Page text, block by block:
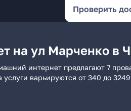
Проверить
на ул Марченко в
интернет предлагают 7
варьируются от 340 до